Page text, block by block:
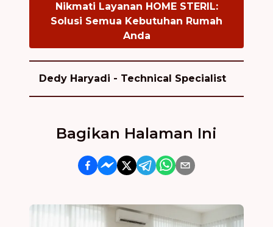
Nikmati Layanan HOME STERIL:
Solusi Semua Kebutuhan Rumah
Anda
Dedy Haryadi - Technical Specialist
Bagikan Halaman Ini